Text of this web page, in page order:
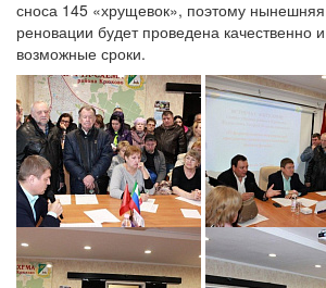
сноса 145 «хрущевок», поэтому
реновации будет проведена качественно
возможные сроки.